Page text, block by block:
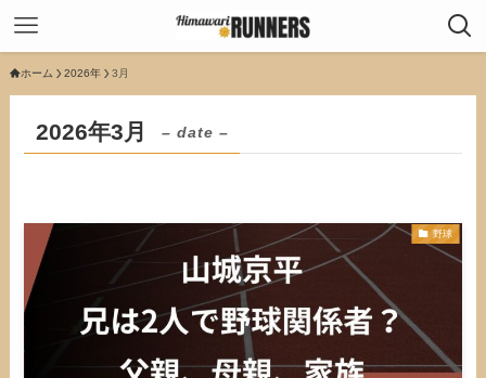
ホーム 2026年 3月
2026年3月 – date –
野球